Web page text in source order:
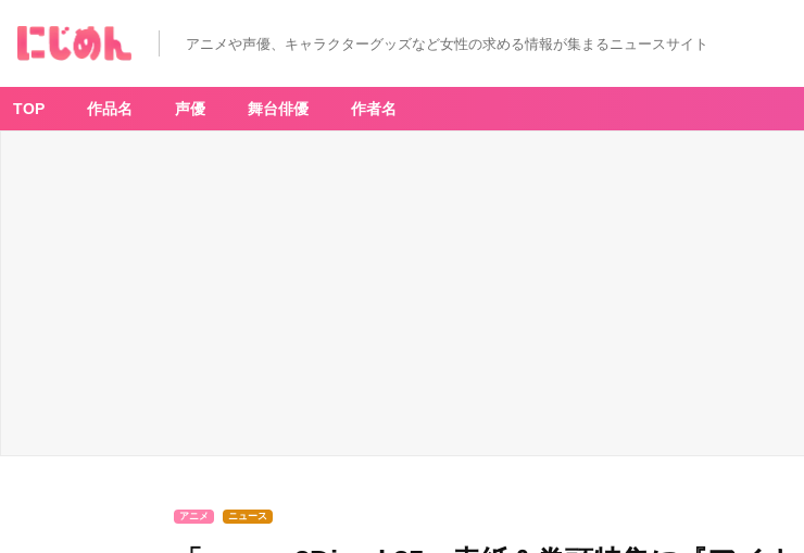
アニメや声優、キャラクターグッズなど女性の求める情報が集まるニュースサイト
TOP 作品名 声優 舞台俳優 作者名
アニメ ニュース